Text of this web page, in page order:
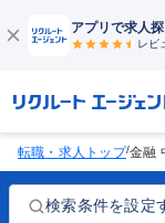
アプリで求人
レビ
転職・求人トップ/金融
検索条件を設定